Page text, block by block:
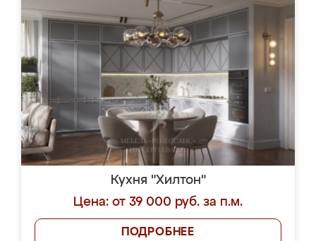
Кухня "Хилтон"
Цена: от 39 000 руб. за п.м.
ПОДРОБНЕЕ